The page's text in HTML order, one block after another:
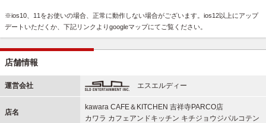
※ios10、11をお使いの場合、正常に動作しない場合がございます。ios12以上にアップ
デートいただくか、下記リンクよりgoogleマップにてご覧ください。
店舗情報
運営会社 エスエルディー
店名
kawara CAFE＆KITCHEN 吉祥寺PARCO店
カワラ カフェアンドキッチン キチジョウジパルコテン